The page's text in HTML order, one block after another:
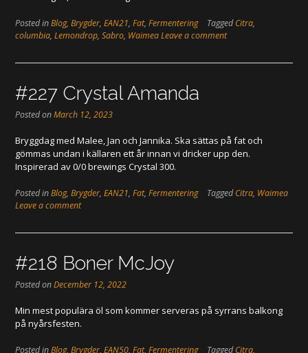
Posted inBlog, Brygder, EAN21, Fat, Fermentering TaggedCitra,
columbia, Lemondrop, Sabro, WaimeaLeave a comment
#227 Crystal Amanda
Posted onMarch 12, 2023
Bryggdag med Malee, Jan och Jannika. Ska sättas på fat och
gömmas undan i källaren ett år innan vi dricker upp den.
Inspirerad av 0/0 brewings Crystal 300.
Posted inBlog, Brygder, EAN21, Fat, Fermentering TaggedCitra, Waimea
Leave a comment
#218 Boner McJoy
Posted onDecember 12, 2022
Min mest populära öl som kommer serveras på syrrans balkong
på nyårsfesten.
Posted inBlog, Brygder, EAN50, Fat, Fermentering TaggedCitra,